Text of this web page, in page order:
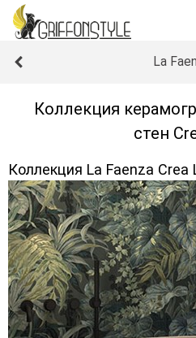
La
Коллекция
стен
Коллекция La Faenza Crea